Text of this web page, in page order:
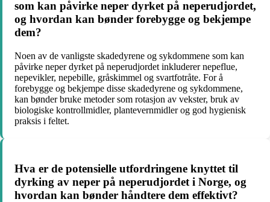
som kan påvirke neper dyrket på neperudjordet,
og hvordan kan bønder forebygge og bekjempe
dem?
Noen av de vanligste skadedyrene og sykdommene som kan
påvirke neper dyrket på neperudjordet inkluderer nepeflue,
nepevikler, nepebille, gråskimmel og svartfotråte. For å
forebygge og bekjempe disse skadedyrene og sykdommene,
kan bønder bruke metoder som rotasjon av vekster, bruk av
biologiske kontrollmidler, plantevernmidler og god hygienisk
praksis i feltet.
Hva er de potensielle utfordringene knyttet til
dyrking av neper på neperudjordet i Norge, og
hvordan kan bønder håndtere dem effektivt?